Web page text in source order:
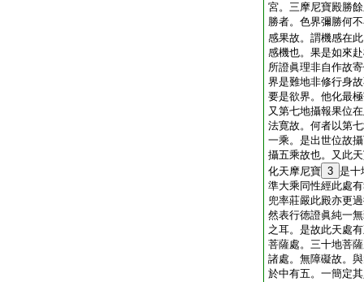
宮。三摩尼寶殿勝
勝者。色界彌勝何
感果故。謂機感在
感機也。果是如來
所證眞理非自作故
界是難地非修行身
要是欲界。他化最
又第七地攝報果位
法寛故。何者以第
一乘。是出世位故
攝五乘故也。又此
化天摩尼寶 3 是十
準大乘同性經此處
兜率莊嚴此殿亦更
然表行徳證眞純一
之耳。是故此天處
菩薩處。三十地菩
諸處。無障礙故。
於中有五。一簡定